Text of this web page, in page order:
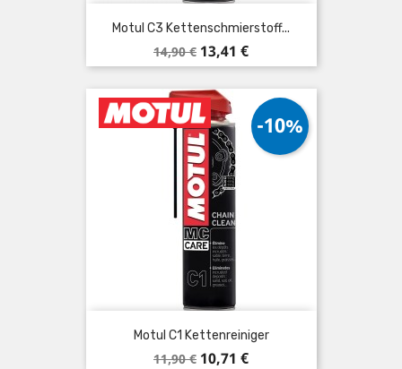
Motul C3 Kettenschmierstoff...
Verkaufspreis
14,90 € Preis
13,41 €
Motul C1 Kettenreiniger
Verkaufspreis
11,90 €
-10%
Preis
10,71 €